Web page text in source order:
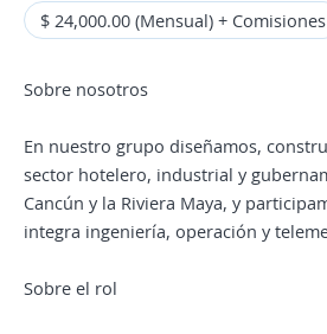
$ 24,000.00 (Mensual) + Comisiones
Sobre nosotros
En nuestro grupo diseñamos,
sector hotelero, industrial y
Cancún y la Riviera Maya, y
integra ingeniería, operación y
Sobre el rol